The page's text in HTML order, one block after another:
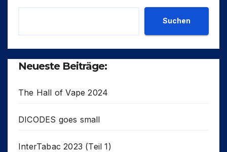
Suchen
Neueste Beiträge:
The Hall of Vape 2024
DICODES goes small
InterTabac 2023 (Teil 1)